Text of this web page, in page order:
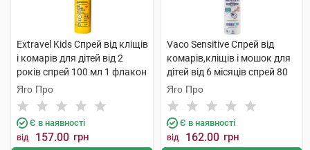
Extravel Kids Спрей від кліщів
і комарів для дітей від 2
років спрей 100 мл 1 флакон
Яго Про
Є в наявності
від 157.00 грн
Vaco Sensitive Спрей від
комарів,кліщів і мошок для
дітей від 6 місяців спрей 80
мл 1 флакон
Яго Про
Є в наявності
від 162.00 грн